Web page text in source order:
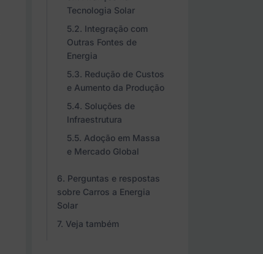
Tecnologia Solar
Integração com
Outras Fontes de
Energia
Redução de Custos
e Aumento da Produção
Soluções de
Infraestrutura
Adoção em Massa
e Mercado Global
Perguntas e respostas
sobre Carros a Energia
Solar
Veja também